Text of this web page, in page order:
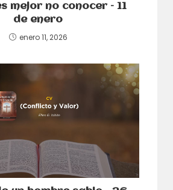
mejor no conocer – 11
de enero
enero 11, 2026